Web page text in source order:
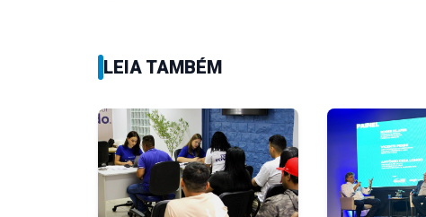
LEIA TAMBÉM